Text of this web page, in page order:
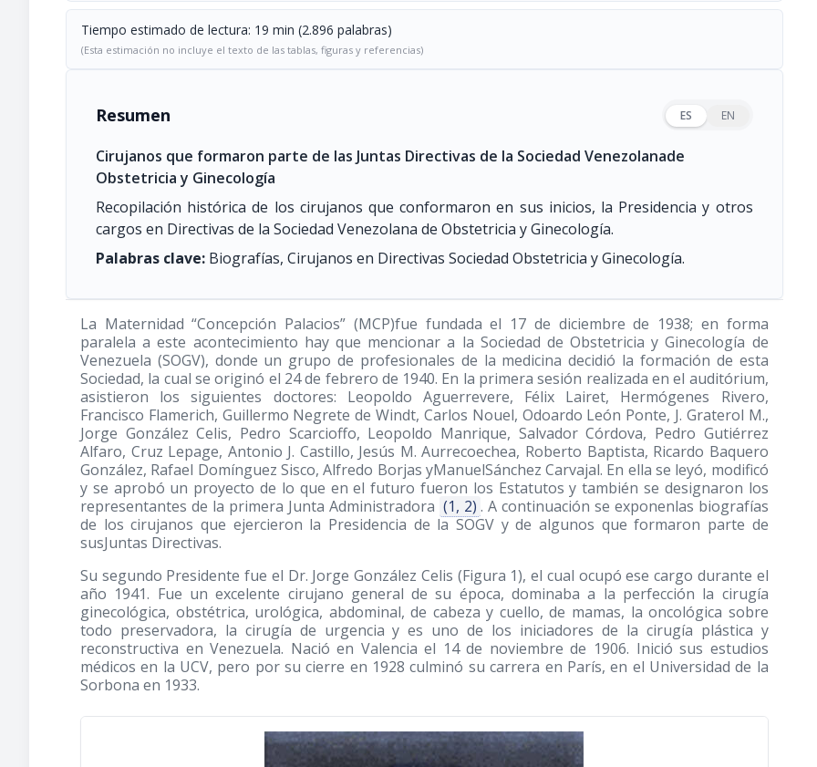
Tiempo estimado de lectura: 19 min (2.896 palabras)
(Esta estimación no incluye el texto de las tablas, figuras y referencias)
Resumen ES EN
Cirujanos que formaron parte de las Juntas Directivas de la Sociedad Venezolanade
Obstetricia y Ginecología
Recopilación histórica de los cirujanos que conformaron en sus inicios, la Presidencia y otros
cargos en Directivas de la Sociedad Venezolana de Obstetricia y Ginecología.
Palabras clave: Biografías, Cirujanos en Directivas Sociedad Obstetricia y Ginecología.
La Maternidad “Concepción Palacios” (MCP)fue fundada el 17 de diciembre de 1938; en forma
paralela a este acontecimiento hay que mencionar a la Sociedad de Obstetricia y Ginecología de
Venezuela (SOGV), donde un grupo de profesionales de la medicina decidió la formación de esta
Sociedad, la cual se originó el 24 de febrero de 1940. En la primera sesión realizada en el auditórium,
asistieron los siguientes doctores: Leopoldo Aguerrevere, Félix Lairet, Hermógenes Rivero,
Francisco Flamerich, Guillermo Negrete de Windt, Carlos Nouel, Odoardo León Ponte, J. Graterol M.,
Jorge González Celis, Pedro Scarcioffo, Leopoldo Manrique, Salvador Córdova, Pedro Gutiérrez
Alfaro, Cruz Lepage, Antonio J. Castillo, Jesús M. Aurrecoechea, Roberto Baptista, Ricardo Baquero
González, Rafael Domínguez Sisco, Alfredo Borjas yManuelSánchez Carvajal. En ella se leyó, modificó
y se aprobó un proyecto de lo que en el futuro fueron los Estatutos y también se designaron los
representantes de la primera Junta Administradora (1, 2) . A continuación se exponenlas biografías
de los cirujanos que ejercieron la Presidencia de la SOGV y de algunos que formaron parte de
susJuntas Directivas.
Su segundo Presidente fue el Dr. Jorge González Celis (Figura 1), el cual ocupó ese cargo durante el
año 1941. Fue un excelente cirujano general de su época, dominaba a la perfección la cirugía
ginecológica, obstétrica, urológica, abdominal, de cabeza y cuello, de mamas, la oncológica sobre
todo preservadora, la cirugía de urgencia y es uno de los iniciadores de la cirugía plástica y
reconstructiva en Venezuela. Nació en Valencia el 14 de noviembre de 1906. Inició sus estudios
médicos en la UCV, pero por su cierre en 1928 culminó su carrera en París, en el Universidad de la
Sorbona en 1933.